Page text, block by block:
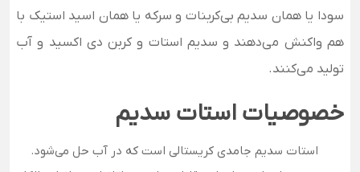
سودا یا همان سدیم بی‌کربنات و سرکه یا همان اسید استیک با
هم واکنش می‌دهند و سدیم استات و کربن دی اکسید و آب
تولید می‌کنند.
خصوصیات استات سدیم
استات سدیم جامدی کریستالی است که در آب حل می‌شود.